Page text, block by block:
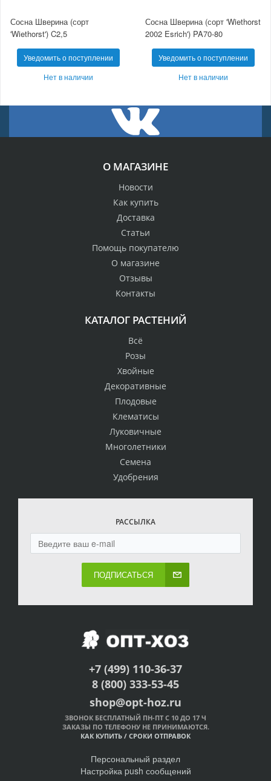
Сосна Шверина (сорт
'Wiethorst') C2,5
Уведомить о поступлении
Нет в наличии
Сосна Шверина (сорт 'Wiethorst
2002 Esrich') PA70-80
Уведомить о поступлении
Нет в наличии
О МАГАЗИНЕ
Новости
Как купить
Доставка
Статьи
Помощь покупателю
О магазине
Отзывы
Контакты
КАТАЛОГ РАСТЕНИЙ
Всё
Розы
Хвойные
Декоративные
Плодовые
Клематисы
Луковичные
Многолетники
Семена
Удобрения
РАССЫЛКА
ПОДПИСАТЬСЯ
+7 (499) 110-36-37
8 (800) 333-53-45
shop@opt-hoz.ru
ЗВОНОК БЕСПЛАТНЫЙ ПН-ПТ С 10 ДО 17 Ч
ЗАКАЗЫ ПО ТЕЛЕФОНУ НЕ ПРИНИМАЮТСЯ.
КАК КУПИТЬ / СРОКИ ОТПРАВОК
Персональный раздел
Настройка push сообщений